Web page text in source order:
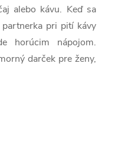
alebo kávu. Keď sa
pri pití kávy
horúcim nápojom.
darček pre ženy,